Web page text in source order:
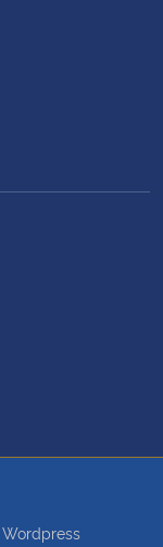
Wordpress